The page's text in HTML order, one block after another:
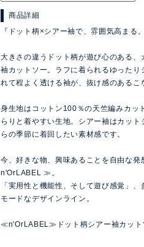
商品詳細
『ドット柄×シアー袖で、雰囲気高まる。
大きさの違うドット柄が遊び心のある、
袖カットソー。ラフに着られるゆったり
れて程よく透ける袖が、抜け感のあるこ
身生地はコットン100％の天竺編みカッ
らりと着やすい生地。シアー袖はカッ
らの季節に着回したい素材感です。
今、好きな物、興味あることを自由な
n'OrLABEL ≫。
「実用性と機能性、そして遊び感覚」
モードなデザインライン。
≪n'OrLABEL≫ドット柄シアー袖カット